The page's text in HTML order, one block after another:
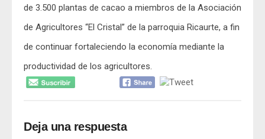
de 3.500 plantas de cacao a miembros de la Asociación
de Agricultores “El Cristal” de la parroquia Ricaurte, a fin
de continuar fortaleciendo la economía mediante la
productividad de los agricultores.
Deja una respuesta